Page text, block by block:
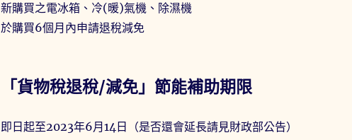
新購買之電冰箱、冷(暖)氣機、除濕機
於購買6個月內申請退稅減免
「貨物稅退稅/減免」節能補助期限
即日起至2023年6月14日（是否還會延長請見財政部公告）